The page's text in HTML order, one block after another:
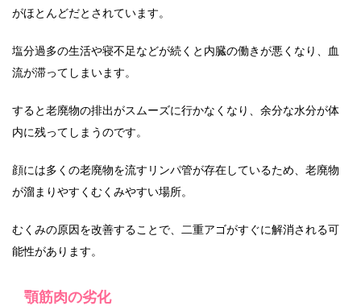
がほとんどだとされています。
塩分過多の生活や寝不足などが続くと内臓の働きが悪くなり、血
流が滞ってしまいます。
すると老廃物の排出がスムーズに行かなくなり、余分な水分が体
内に残ってしまうのです。
顔には多くの老廃物を流すリンパ管が存在しているため、老廃物
が溜まりやすくむくみやすい場所。
むくみの原因を改善することで、二重アゴがすぐに解消される可
能性があります。
顎筋肉の劣化